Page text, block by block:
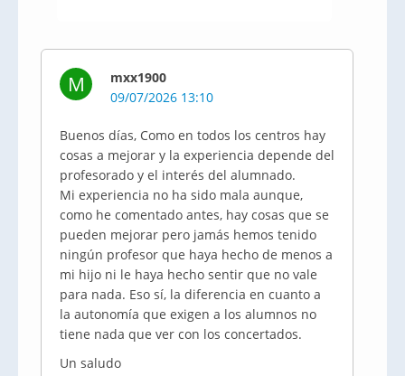
M
mxx1900
09/07/2026 13:10
Buenos días, Como en todos los centros hay
cosas a mejorar y la experiencia depende del
profesorado y el interés del alumnado.
Mi experiencia no ha sido mala aunque,
como he comentado antes, hay cosas que se
pueden mejorar pero jamás hemos tenido
ningún profesor que haya hecho de menos a
mi hijo ni le haya hecho sentir que no vale
para nada. Eso sí, la diferencia en cuanto a
la autonomía que exigen a los alumnos no
tiene nada que ver con los concertados.
Un saludo